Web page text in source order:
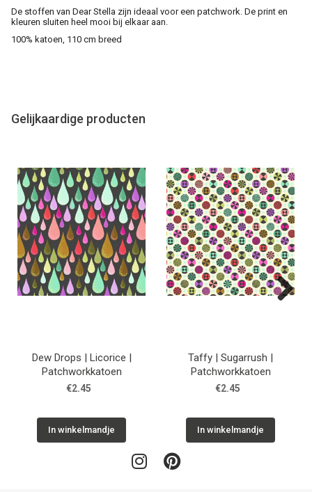
De stoffen van Dear Stella zijn ideaal voor een patchwork. De print en
kleuren sluiten heel mooi bij elkaar aan.
100% katoen, 110 cm breed
Gelijkaardige producten
Dew Drops | Licorice |
Patchworkkatoen
€2.45
In winkelmandje
Taffy | Sugarrush |
Patchworkkatoen
€2.45
In winkelmandje